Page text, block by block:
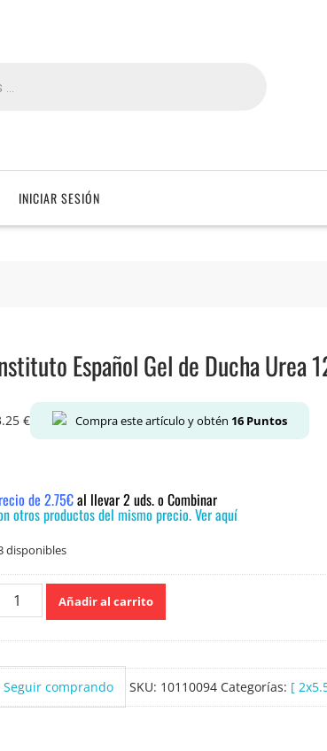
INICIAR SESIÓN
Español Gel de Ducha Urea
€ Compra este artículo y obtén 16 Puntos
de 2.75€al llevar 2 uds. o Combinar
otros productos del mismo precio. Ver aquí
disponibles
Añadir al carrito
Seguir comprando SKU: 10110094 Categorías: [